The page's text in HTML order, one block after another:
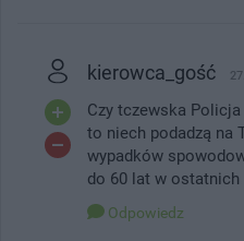
kierowca_gość
Czy tczewska
to niech podadzą na
wypadków
do 60 lat w ostatnich
Odpowiedz